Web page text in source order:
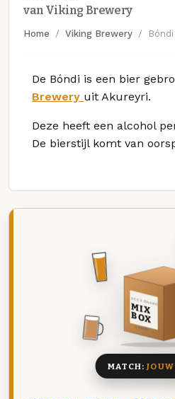
van Viking Brewery
Home Viking Brewery Bóndi
De Bóndi is een bier
Brewery uit Akureyri.
Deze heeft een alcohol
De bierstijl komt van
DEZE MAAND
MIX
BOX
8 BIEREN
MATCH: